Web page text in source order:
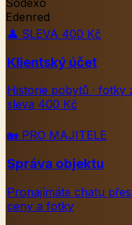
Sodexo
Edenred
👤 SLEVA 400 Kč
Klientský účet
Historie pobytů · fotky
sleva 400 Kč
🏡 PRO MAJITELE
Správa objektu
Pronajímáte chatu
ceny a fotky